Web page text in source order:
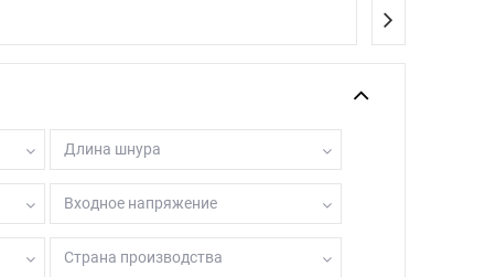
Длина шнура
Входное напряжение
Страна производства